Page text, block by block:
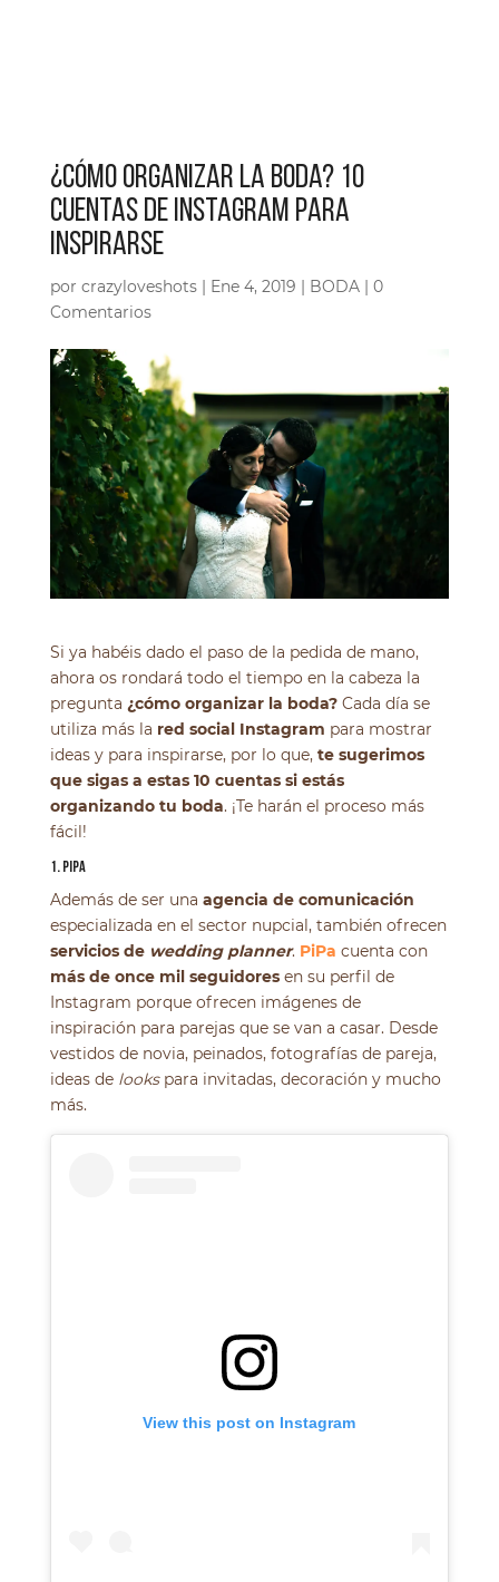
¿CÓMO ORGANIZAR LA BODA? 10
CUENTAS DE INSTAGRAM PARA
INSPIRARSE
por crazyloveshots| Ene 4, 2019 | BODA| 0
Comentarios
Si ya habéis dado el paso de la pedida de mano,
ahora os rondará todo el tiempo en la cabeza la
pregunta ¿cómo organizar la boda?Cada día se
utiliza más la red social Instagram para mostrar
ideas y para inspirarse, por lo que, te sugerimos
que sigas a estas 10 cuentas si estás
organizando tu boda. ¡Te harán el proceso más
fácil!
1. PIPA
Además de ser una agencia de comunicación
especializada en el sector nupcial, también ofrecen
servicios de wedding planner. PiPa cuenta con
más de once mil seguidoresen su perfil de
Instagram porque ofrecen imágenes de
inspiración para parejas que se van a casar. Desde
vestidos de novia, peinados, fotografías de pareja,
ideas delookspara invitadas, decoración y mucho
más.
View this post on Instagram